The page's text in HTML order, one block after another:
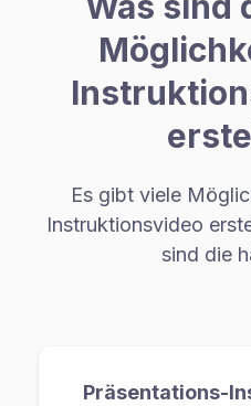
Es gibt viele
Instruktionsvideo
sind die
Präsentations-